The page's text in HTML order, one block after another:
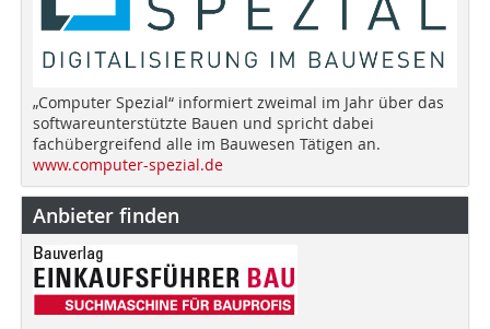
„Computer Spezial“ informiert zweimal im Jahr über das
softwareunterstützte Bauen und spricht dabei
fachübergreifend alle im Bauwesen Tätigen an.
www.computer-spezial.de
Anbieter finden